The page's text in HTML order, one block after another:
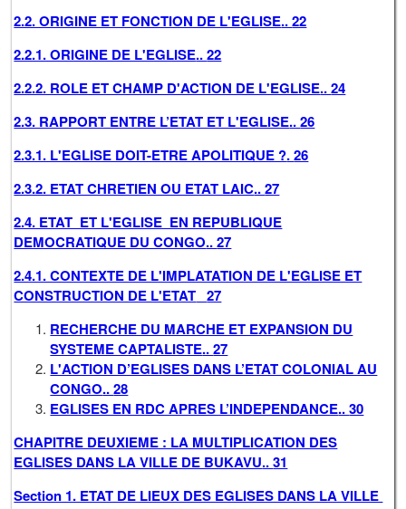
2.2. ORIGINE ET FONCTION DE L'EGLISE..22
2.2.1. ORIGINE DE L'EGLISE..22
2.2.2. ROLE ET CHAMP D'ACTION DE L'EGLISE..24
2.3. RAPPORT ENTRE L’ETAT ET L'EGLISE..26
2.3.1. L'EGLISE DOIT-ETRE APOLITIQUE ?.26
2.3.2. ETAT CHRETIEN OU ETAT LAIC..27
2.4. ETAT ET L'EGLISE EN REPUBLIQUE
DEMOCRATIQUE DU CONGO..27
2.4.1. CONTEXTE DE L'IMPLATATION DE L'EGLISE ET
CONSTRUCTION DE L'ETAT 27
RECHERCHE DU MARCHE ET EXPANSION DU
SYSTEME CAPTALISTE..27
L'ACTION D’EGLISES DANS L’ETAT COLONIAL AU
CONGO..28
EGLISES EN RDC APRES L’INDEPENDANCE..30
CHAPITRE DEUXIEME : LA MULTIPLICATION DES
EGLISES DANS LA VILLE DE BUKAVU..31
Section 1. ETAT DE LIEUX DES EGLISES DANS LA VILLE